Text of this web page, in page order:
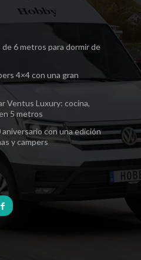
6 metros para dormir de
4×4 con una gran
Ventus Luxury: cocina,
5 metros
con una edición
y campers